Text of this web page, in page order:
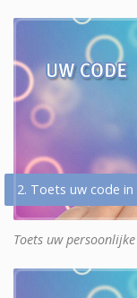
2. Toets uw code in
Toets uw